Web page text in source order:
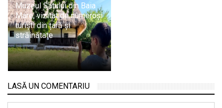
Muzeul Satului din Baia
Mare, vizitat de numeroși
turiști din țară și
străinătate
LASĂ UN COMENTARIU